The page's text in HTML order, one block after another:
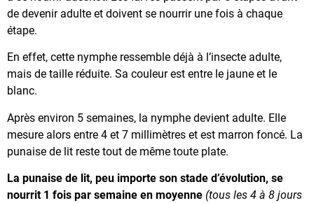
de devenir adulte et doivent se nourrir une fois à chaque
étape.
En effet, cette nymphe ressemble déjà à l’insecte adulte,
mais de taille réduite. Sa couleur est entre le jaune et le
blanc.
Après environ 5 semaines, la nymphe devient adulte. Elle
mesure alors entre 4 et 7 millimètres et est marron foncé. La
punaise de lit reste tout de même toute plate.
La punaise de lit, peu importe son stade d’évolution, se
nourrit 1 fois par semaine en moyenne (tous les 4 à 8 jours